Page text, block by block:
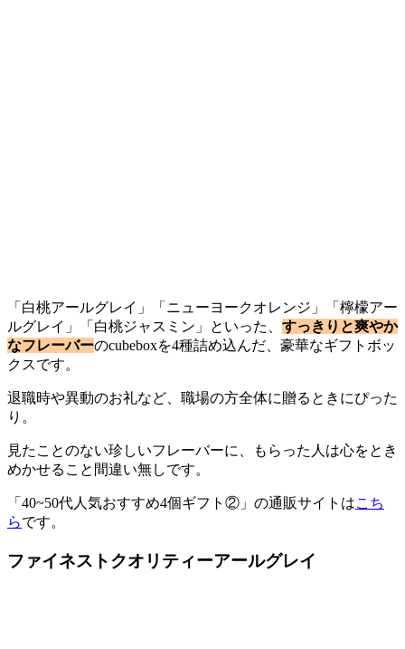
「白桃アールグレイ」「ニューヨークオレンジ」「檸檬アー
ルグレイ」「白桃ジャスミン」といった、 すっきりと爽やか
なフレーバーのcubeboxを4種詰め込んだ、豪華なギフトボッ
クスです。
退職時や異動のお礼など、職場の方全体に贈るときにぴった
り。
見たことのない珍しいフレーバーに、もらった人は心をとき
めかせること間違い無しです。
「40~50代人気おすすめ4個ギフト②」の通販サイトはこち
らです。
ファイネストクオリティーアールグレイ